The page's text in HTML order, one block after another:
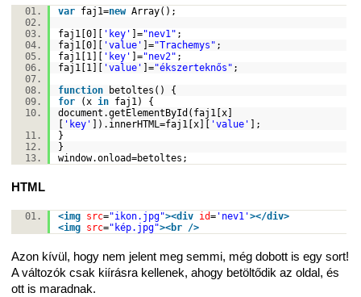
var faj1=new Array();
faj1[0][
'key' ]="nev1" ;
faj1[0][
'value' ]="Trachemys" ;
faj1[1][
'key' ]="nev2" ;
faj1[1][
'value' ]="ékszerteknős" ;
function betoltes() {
for (x in faj1) {
document.getElementById(faj1[x]
'key' ]).innerHTML=faj1[x][ 'value'
];
}
}
window.onload=betoltes;
HTML
<img src="ikon.jpg"><div id= 'nev1'></div>
<img src="kép.jpg"><br />
Azon kívül, hogy nem jelent meg semmi, még dobott is egy sort!
A változók csak kiírásra kellenek, ahogy betöltődik az oldal, és
ott is maradnak.